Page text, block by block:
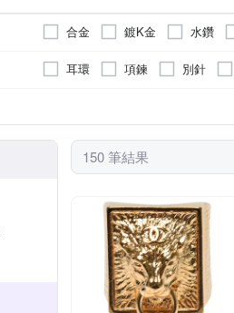
合金 鍍K金 水鑽
耳環 項鍊 別針
150 筆結果